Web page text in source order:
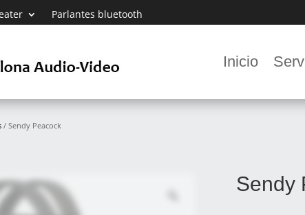
Parlantes bluetooth
Inicio
/ Sendy Peacock
Sendy